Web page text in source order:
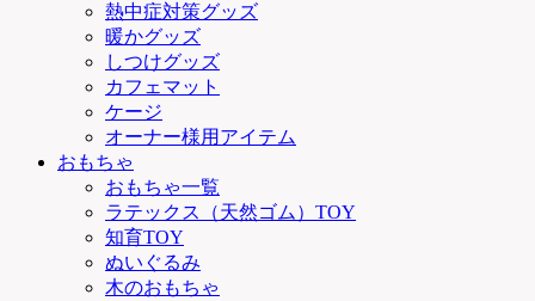
熱中症対策グッズ
暖かグッズ
しつけグッズ
カフェマット
ケージ
オーナー様用アイテム
おもちゃ
おもちゃ一覧
ラテックス（天然ゴム）TOY
知育TOY
ぬいぐるみ
木のおもちゃ